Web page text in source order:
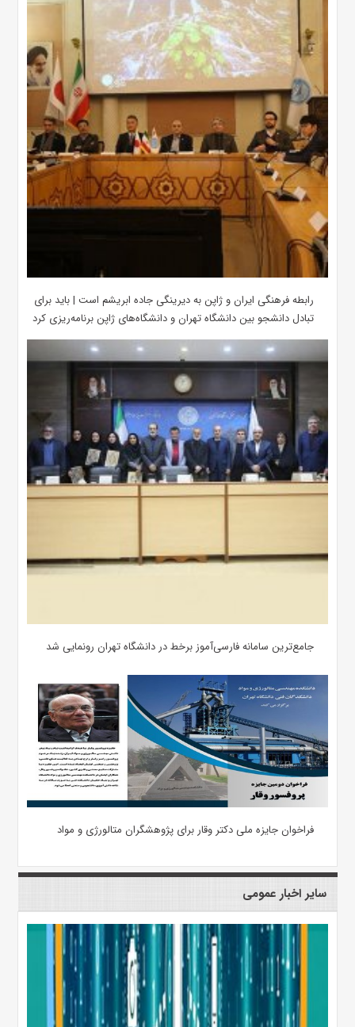
رابطه فرهنگی ایران و ژاپن به دیرینگی جاده ابریشم است | باید برای
تبادل دانشجو بین دانشگاه تهران و دانشگاه‌های ژاپن برنامه‌ریزی کرد
جامع‌ترین سامانه فارسی‌آموز برخط در دانشگاه تهران رونمایی شد
فراخوان جایزه ملی دکتر وقار برای پژوهشگران متالورژی و مواد
سایر اخبار عمومی